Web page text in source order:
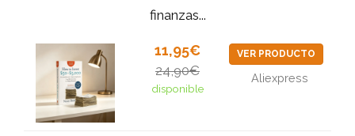
finanzas...
11,95€
24,90€
disponible
VER PRODUCTO
Aliexpress